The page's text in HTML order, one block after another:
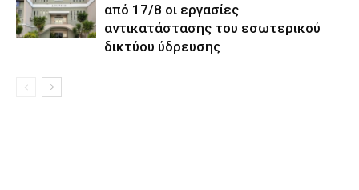
από 17/8 οι εργασίες
αντικατάστασης του εσωτερικού
δικτύου ύδρευσης